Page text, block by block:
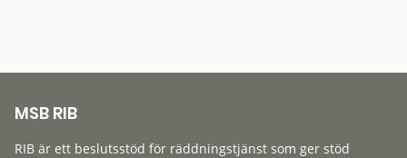
MSB RIB
RIB är ett beslutsstöd för räddningstjänst som ger stöd